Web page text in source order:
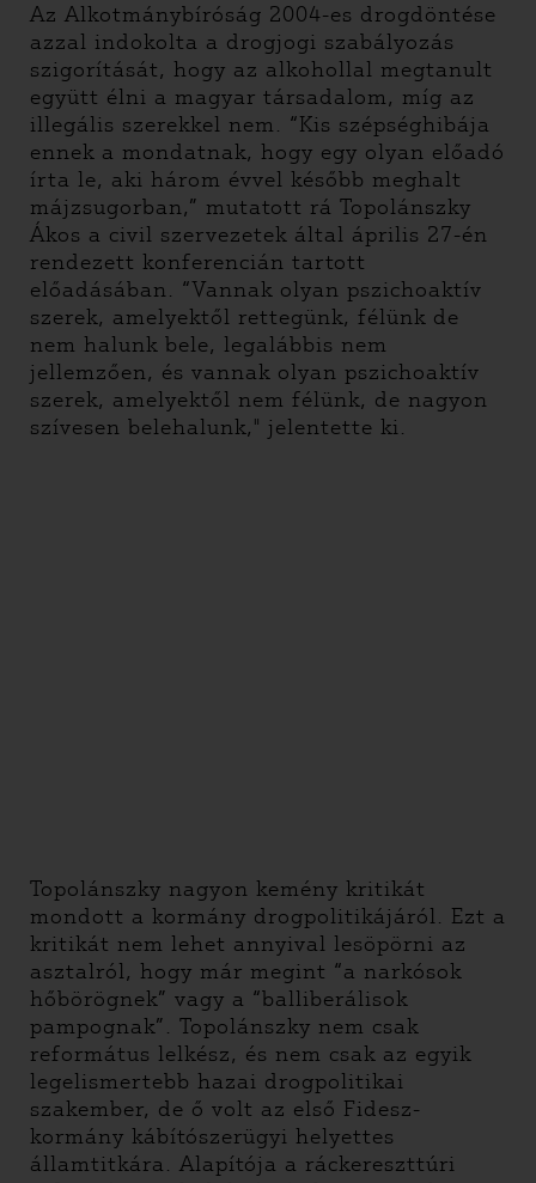
Az Alkotmánybíróság 2004-es drogdöntése
azzal indokolta a drogjogi szabályozás
szigorítását, hogy az alkohollal megtanult
együtt élni a magyar társadalom, míg az
illegális szerekkel nem. “Kis szépséghibája
ennek a mondatnak, hogy egy olyan előadó
írta le, aki három évvel később meghalt
májzsugorban,” mutatott rá Topolánszky
Ákos a civil szervezetek által április 27-én
rendezett konferencián tartott
előadásában. “Vannak olyan pszichoaktív
szerek, amelyektől rettegünk, félünk de
nem halunk bele, legalábbis nem
jellemzően, és vannak olyan pszichoaktív
szerek, amelyektől nem félünk, de nagyon
szívesen belehalunk," jelentette ki.
Topolánszky nagyon kemény kritikát
mondott a kormány drogpolitikájáról. Ezt a
kritikát nem lehet annyival lesöpörni az
asztalról, hogy már megint “a narkósok
hőbörögnek” vagy a “balliberálisok
pampognak”. Topolánszky nem csak
református lelkész, és nem csak az egyik
legelismertebb hazai drogpolitikai
szakember, de ő volt az első Fidesz-
kormány kábítószerügyi helyettes
államtitkára. Alapítója a ráckereszttúri